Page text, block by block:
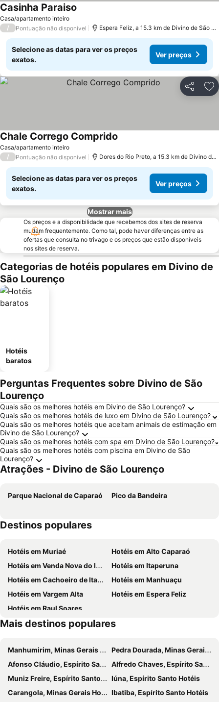
Casa/apartamento inteiro
Casinha Paraiso
/ Pontuação não disponível Espera Feliz, a 15.3 km de Divino de São
Selecione as datas para ver os preços
exatos.
Ver preços
Partilhar
Casa/apartamento inteiro
Chale Corrego Comprido
/ Pontuação não disponível Dores do Rio Preto, a 15.3 km de Divino de
Selecione as datas para ver os preços
exatos.
Ver preços
Mostrar mais
Os preços e a disponibilidade que recebemos dos sites de reserva
mudam frequentemente. Como tal, pode haver diferenças entre as
ofertas que consulta no trivago e os preços que estão disponíveis
nos sites de reserva.
Categorias de hotéis populares em Divino de
São Lourenço
Hotéis
baratos
Perguntas Frequentes sobre Divino de São
Lourenço
Quais são os melhores hotéis em Divino de São Lourenço?
Quais são os melhores hotéis de luxo em Divino de São Lourenço?
Quais são os melhores hotéis que aceitam animais de estimação em
Divino de São Lourenço?
Quais são os melhores hotéis com spa em Divino de São Lourenço?
Quais são os melhores hotéis com piscina em Divino de São
Lourenço?
Atrações - Divino de São Lourenço
Parque Nacional de Caparaó Pico da Bandeira
Destinos populares
Hotéis em Muriaé
Hotéis em Alto Caparaó
Hotéis em Venda Nova do Imigrante
Hotéis em Itaperuna
Hotéis em Cachoeiro de Itapemirim
Hotéis em Manhuaçu
Hotéis em Vargem Alta
Hotéis em Espera Feliz
Hotéis em Raul Soares
Mais destinos populares
Manhumirim, Minas Gerais Hotéis
Pedra Dourada, Minas Gerais Hotéis
Afonso Cláudio, Espírito Santo Hotéis
Alfredo Chaves, Espírito Santo Hotéis
Muniz Freire, Espírito Santo Hotéis
Iúna, Espírito Santo Hotéis
Carangola, Minas Gerais Hotéis
Ibatiba, Espírito Santo Hotéis